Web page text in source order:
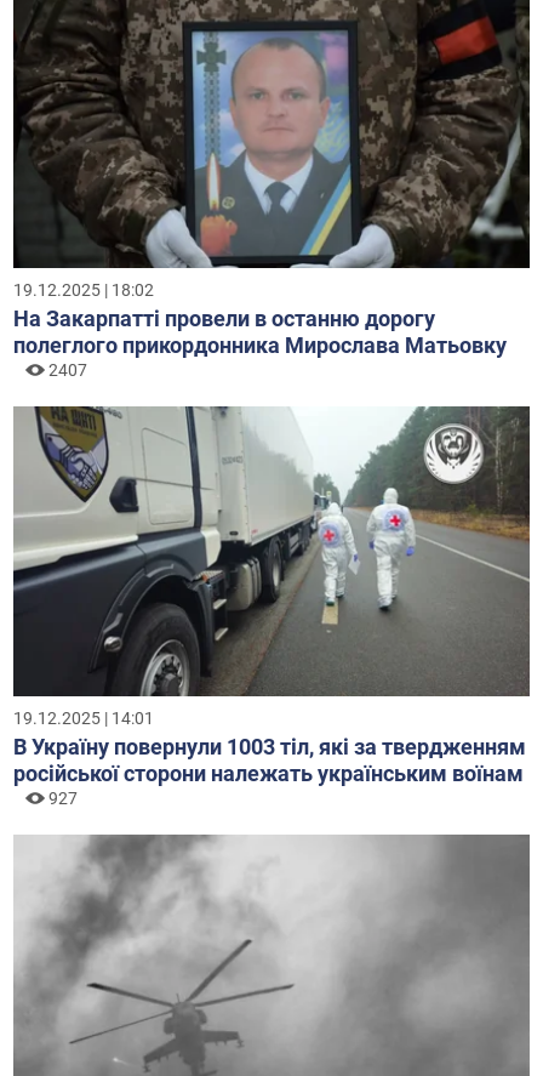
19.12.2025 | 18:02
На Закарпатті провели в останню дорогу
полеглого прикордонника Мирослава Матьовку
2407
19.12.2025 | 14:01
В Україну повернули 1003 тіл, які за твердженням
російської сторони належать українським воїнам
927